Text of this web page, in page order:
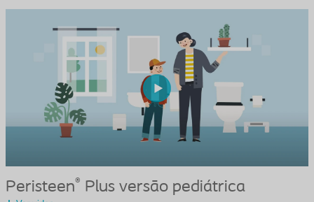
Peristeen® Plus versão pediátrica